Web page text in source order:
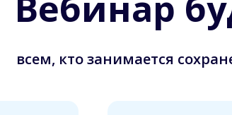
всем, кто занимается